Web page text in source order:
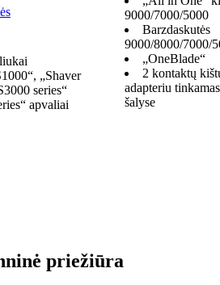
„Shaver
series“
apvaliai
9000/7000/5000
Barzdaskutės
9000/8000/7000/
„OneBlade“
2 kontaktų
adapteriu
šalyse
priežiūra